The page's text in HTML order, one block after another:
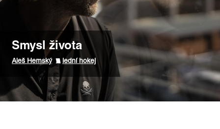
Smysl života
Aleš Hemský lední hokej